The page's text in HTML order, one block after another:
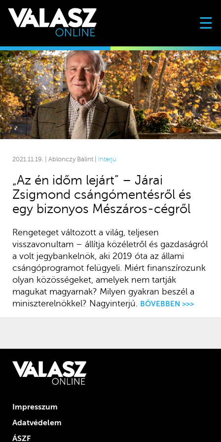
☰
2021.11.19. | Ablonczy Bálint | Interjú
„Az én időm lejárt” – Járai
Zsigmond csángómentésről és
egy bizonyos Mészáros-cégről
Rengeteget változott a világ, teljesen
visszavonultam – állítja közéletről és gazdaságról
a volt jegybankelnök, aki 2019 óta az állami
csángóprogramot felügyeli. Miért finanszírozunk
olyan közösségeket, amelyek nem tartják
magukat magyarnak? Milyen gyakran beszél a
miniszterelnökkel? Nagyinterjú. BŐVEBBEN >>>
Impresszum
Adatvédelem
ÁSZF